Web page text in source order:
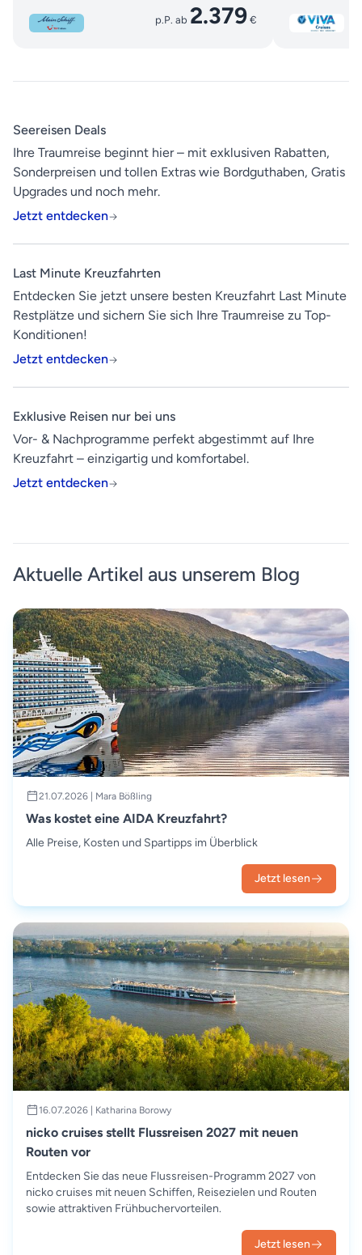
p.P. ab 2.379€
Seereisen Deals
Ihre Traumreise beginnt hier – mit exklusiven Rabatten,
Sonderpreisen und tollen Extras wie Bordguthaben, Gratis
Upgrades und noch mehr.
Jetzt entdecken
Last Minute Kreuzfahrten
Entdecken Sie jetzt unsere besten Kreuzfahrt Last Minute
Restplätze und sichern Sie sich Ihre Traumreise zu Top-
Konditionen!
Jetzt entdecken
Exklusive Reisen nur bei uns
Vor- & Nachprogramme perfekt abgestimmt auf Ihre
Kreuzfahrt – einzigartig und komfortabel.
Jetzt entdecken
Aktuelle Artikel aus unserem Blog
21.07.2026 | Mara Bößling
Was kostet eine AIDA Kreuzfahrt?
Alle Preise, Kosten und Spartipps im Überblick
Jetzt lesen
16.07.2026 | Katharina Borowy
nicko cruises stellt Flussreisen 2027 mit neuen
Routen vor
Entdecken Sie das neue Flussreisen-Programm 2027 von
nicko cruises mit neuen Schiffen, Reisezielen und Routen
sowie attraktiven Frühbuchervorteilen.
Jetzt lesen